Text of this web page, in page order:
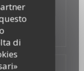
di
una nuova